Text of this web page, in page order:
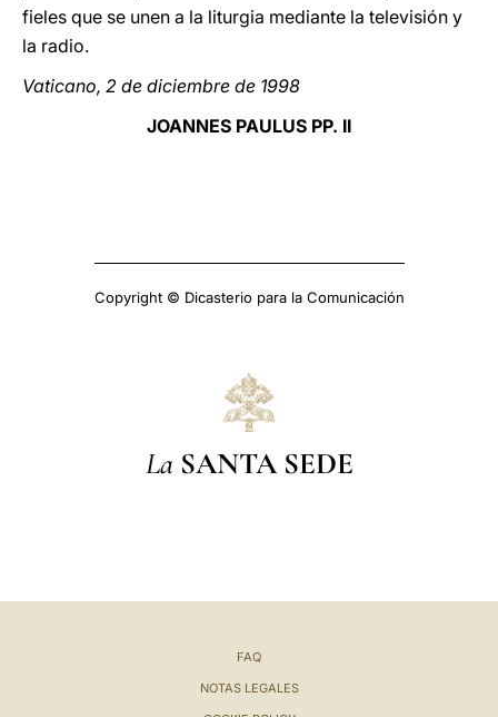
fieles que se unen a la liturgia mediante la televisión y
la radio.
Vaticano, 2 de diciembre de 1998
JOANNES PAULUS PP. II
Copyright © Dicasterio para la Comunicación
La SANTA SEDE
FAQ
NOTAS LEGALES